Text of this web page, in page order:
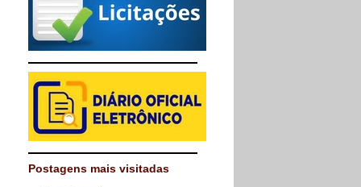
Postagens mais visitadas